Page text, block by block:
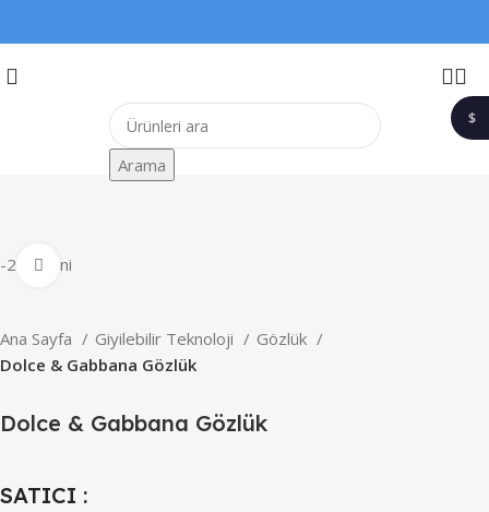
Arama
-20%YeniBüyütmek için tıklayın
Ana Sayfa Giyilebilir Teknoloji
Gözlük
Dolce & Gabbana Gözlük
Dolce & Gabbana Gözlük
SATICI :
$